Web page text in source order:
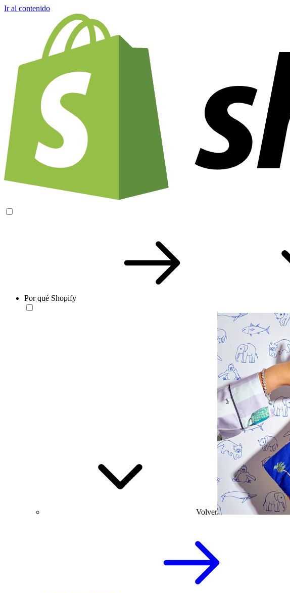
Ir al contenido
Por qué Shopify
Volver